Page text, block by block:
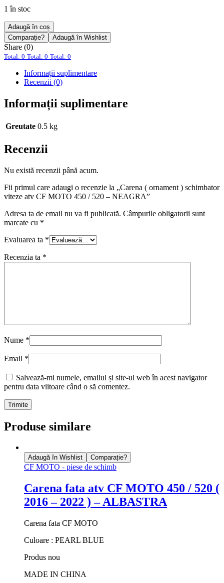
1 în stoc
Adaugă în coș
Comparație?
Adaugă în Wishlist
Share (0)
Total: 0 Total: 0 Total: 0
Informații suplimentare
Recenzii (0)
Informații suplimentare
Greutate 0.5 kg
Recenzii
Nu există recenzii până acum.
Fii primul care adaugi o recenzie la „Carena ( ornament ) schimbator
viteze atv CF MOTO 450 / 520 – NEAGRA”
Adresa ta de email nu va fi publicată. Câmpurile obligatorii sunt
marcate cu *
Evaluarea ta *
Recenzia ta *
Nume *
Email *
Salvează-mi numele, emailul și site-ul web în acest navigator
pentru data viitoare când o să comentez.
Produse similare
Adaugă în Wishlist Comparație?
CF MOTO - piese de schimb
Carena fata atv CF MOTO 450 / 520 (
2016 – 2022 ) – ALBASTRA
Carena fata CF MOTO
Culoare : PEARL BLUE
Produs nou
MADE IN CHINA